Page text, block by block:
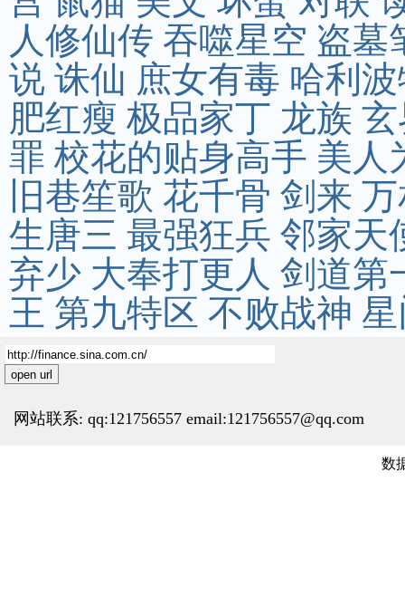
人修仙传 吞噬星空 盗墓
说 诛仙 庶女有毒 哈利
肥红瘦 极品家丁 龙族
罪 校花的贴身高手 美人
旧巷笙歌 花千骨 剑来
生唐三 最强狂兵 邻家天
弃少 大奉打更人 剑道第
王 第九特区 不败战神
open url
网站联系: qq:121756557 email:121756557@qq.com